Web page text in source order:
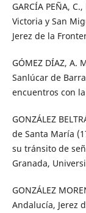
GARCÍA PEÑA,
Victoria y San
Jerez de la
GÓMEZ DÍAZ, A.
Sanlúcar de
encuentros con
GONZÁLEZ
de Santa María
su tránsito de
Granada,
GONZÁLEZ
Andalucía, Jerez